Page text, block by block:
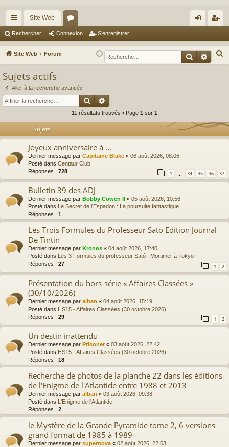
cc
ès
ra
pi
de
Site Web
or
u
m
ne
xi
nr
eg
Rechercher Connexion S’enregistrer
Site Web Forum
e
Sujets actifs
Aller à la recherche avancée
Rechercher
11 résultats trouvés • Page 1 sur 1
Sujets
Joyeux anniversaire à ...
Dernier message par Capitaine Blake « 06 août 2026, 08:06
Posté dans Centaur Club
Réponses : 728 1 … 34 35 36 37
Bulletin 39 des ADJ
Dernier message par Bobby Cowen II « 05 août 2026, 10:56
Posté dans Le Secret de l'Espadon : La poursuite fantastique
Réponses : 1
Les Trois Formules du Professeur Satō Edition Journal
De Tintin
Dernier message par Kronos « 04 août 2026, 17:40
Posté dans Les 3 Formules du professeur Satô : Mortimer à Tokyo
Réponses : 27 1 2
Présentation du hors-série « Affaires Classées »
(30/10/2026)
Dernier message par alban « 04 août 2026, 15:19
Posté dans HS15 - Affaires Classées (30 octobre 2026)
Réponses : 29 1 2
Un destin inattendu
Dernier message par Prisoner« 03 août 2026, 22:42
Posté dans HS15 - Affaires Classées (30 octobre 2026)
Réponses : 18
Recherche de photos de la planche 22 dans les éditions
de l'Enigme de l'Atlantide entre 1988 et 2013
Dernier message par alban « 03 août 2026, 09:38
Posté dans L'Enigme de l'Atlantide
Réponses : 2
le Mystère de la Grande Pyramide tome 2, 6 versions
grand format de 1985 à 1989
Dernier message par supernova « 02 août 2026, 22:53